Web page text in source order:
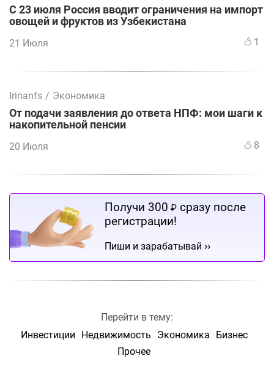
С 23 июля Россия вводит ограничения на импорт
овощей и фруктов из Узбекистана
21 Июля 1
Irinanfs / Экономика
От подачи заявления до ответа НПФ: мои шаги к
накопительной пенсии
20 Июля 8
Получи 300 ₽ сразу после
регистрации!
Пиши и зарабатывай ››
Перейти в тему:
Инвестиции
Недвижимость Экономика
Бизнес
Прочее